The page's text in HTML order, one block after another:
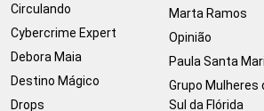
Circulando
Cybercrime Expert
Debora Maia
Destino Mágico
Drops
Marta Ramos
Opinião
Paula Santa
Grupo Mulheres
Sul da Flórida